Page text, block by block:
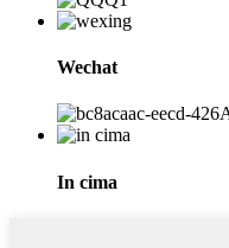
Wechat
In cima